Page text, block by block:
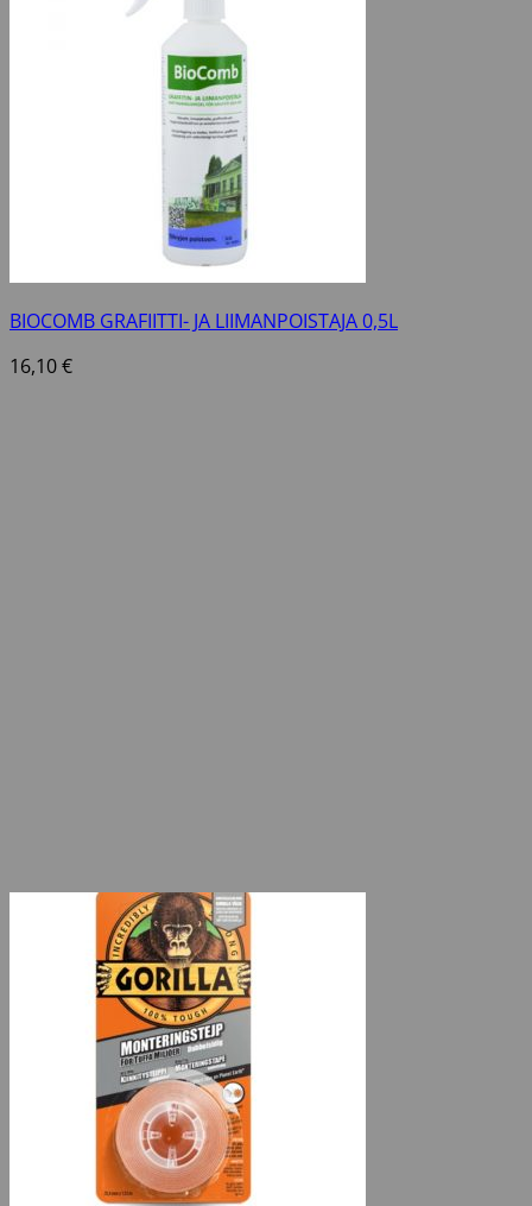
BIOCOMB GRAFIITTI- JA LIIMANPOISTAJA 0,5L
16,10€